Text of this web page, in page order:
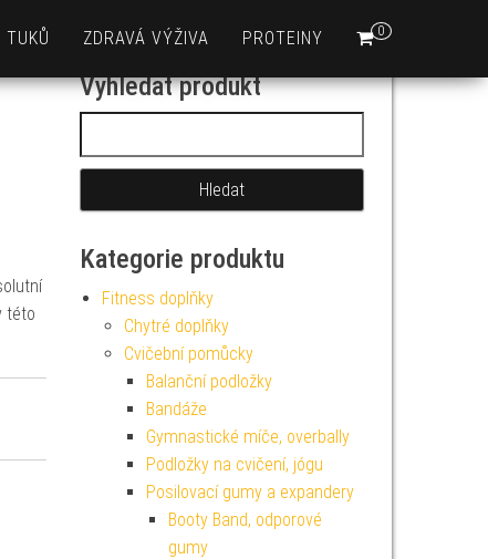
0
TUKŮ ZDRAVÁ VÝŽIVA PROTEINY
této
Vyhledat produkt
Kategorie produktu
Fitness doplňky
Chytré doplňky
Cvičební pomůcky
Balanční podložky
Bandáže
Gymnastické míče, overbally
Podložky na cvičení, jógu
Posilovací gumy a expandery
Booty Band, odporové
gumy